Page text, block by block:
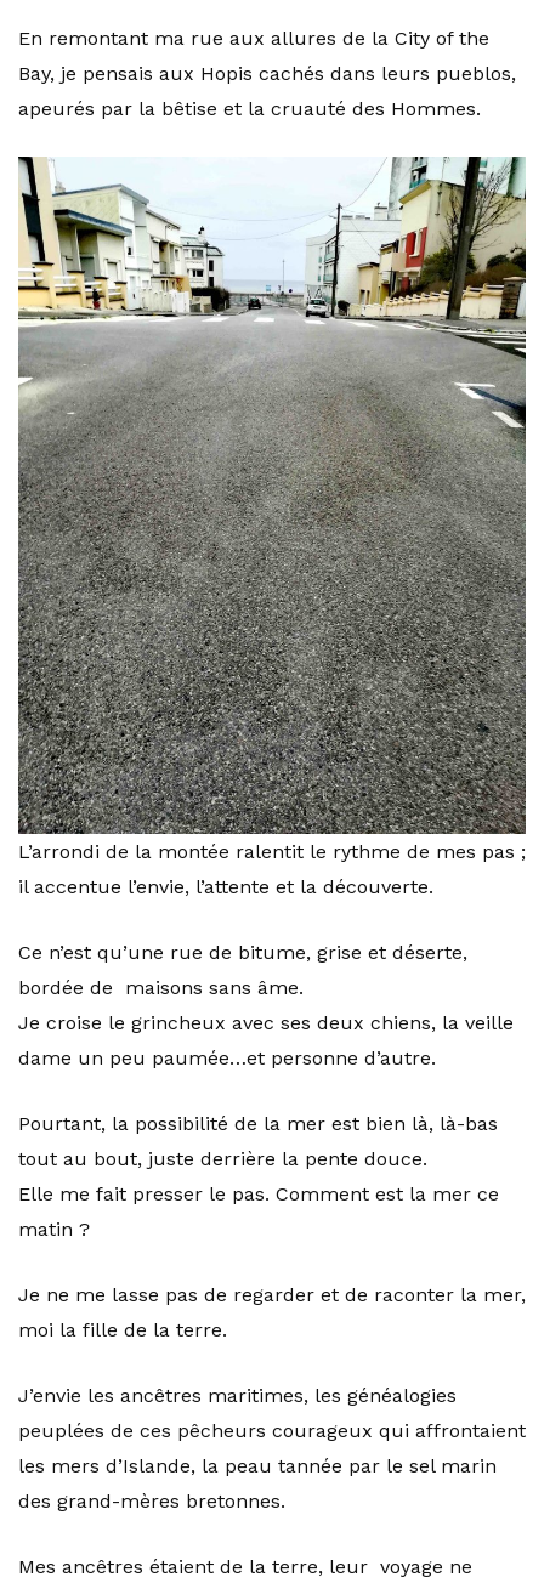
En remontant ma rue aux allures de la City of the
Bay, je pensais aux Hopis cachés dans leurs pueblos,
apeurés par la bêtise et la cruauté des Hommes.
L’arrondi de la montée ralentit le rythme de mes pas ;
il accentue l’envie, l’attente et la découverte.
Ce n’est qu’une rue de bitume, grise et déserte,
bordée de maisons sans âme.
Je croise le grincheux avec ses deux chiens, la veille
dame un peu paumée…et personne d’autre.
Pourtant, la possibilité de la mer est bien là, là-bas
tout au bout, juste derrière la pente douce.
Elle me fait presser le pas. Comment est la mer ce
matin ?
Je ne me lasse pas de regarder et de raconter la mer,
moi la fille de la terre.
J’envie les ancêtres maritimes, les généalogies
peuplées de ces pêcheurs courageux qui affrontaient
les mers d’Islande, la peau tannée par le sel marin
des grand-mères bretonnes.
Mes ancêtres étaient de la terre, leur voyage ne